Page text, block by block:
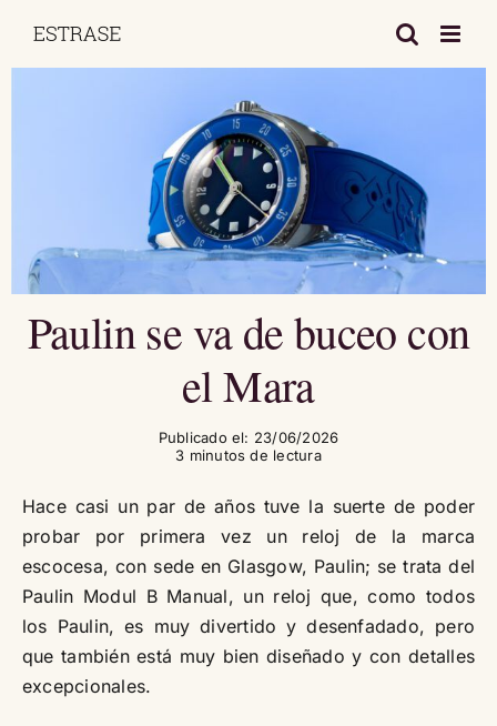
contenido
Paulin se va de buceo con
el Mara
Publicado el: 23/06/2026
3 minutos de lectura
Hace casi un par de años tuve la suerte de poder
probar por primera vez un reloj de la marca
escocesa, con sede en Glasgow, Paulin; se trata del
Paulin Modul B Manual, un reloj que, como todos
los Paulin, es muy divertido y desenfadado, pero
que también está muy bien diseñado y con detalles
excepcionales.